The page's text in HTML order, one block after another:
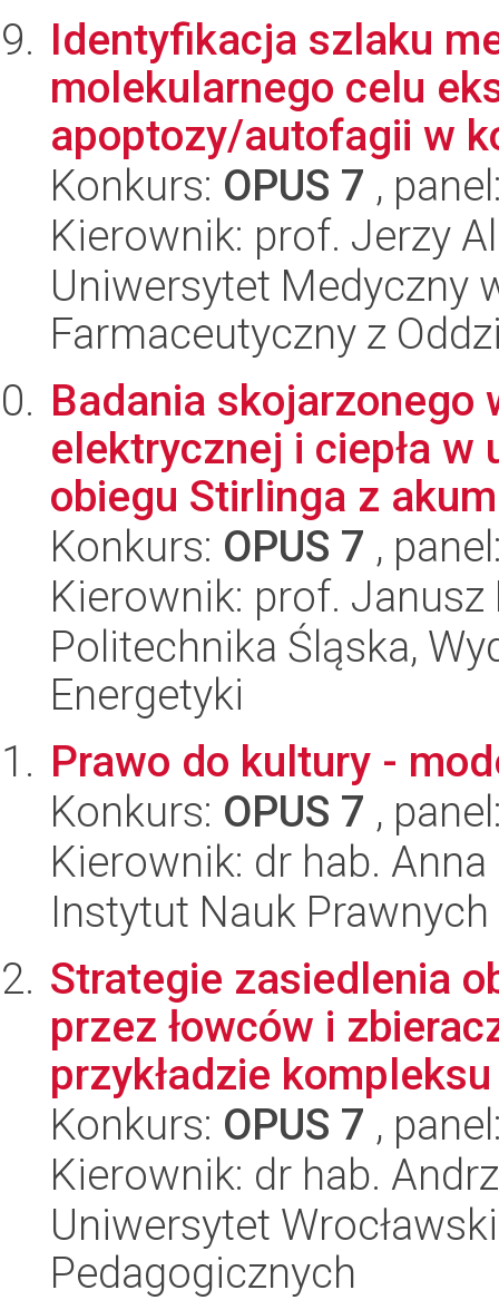
Identyfikacja szlaku
molekularnego celu
apoptozy/autofagii w
Konkurs: OPUS 7 ,
Kierownik: prof. Jerzy
Uniwersytet Medyczny
Farmaceutyczny z
Badania skojarzonego
elektrycznej i ciepła w
obiegu Stirlinga z
Konkurs: OPUS 7 ,
Kierownik: prof.
Politechnika Śląska,
Energetyki
Prawo do kultury -
Konkurs: OPUS 7 ,
Kierownik: dr hab.
Instytut Nauk Prawnych
Strategie zasiedlenia
przez łowców i
przykładzie
Konkurs: OPUS 7 ,
Kierownik: dr hab.
Uniwersytet
Pedagogicznych